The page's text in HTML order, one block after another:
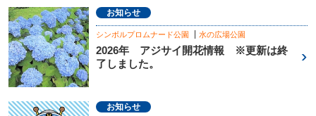
お知らせ
シンボルプロムナード公園 水の広場公園
2026年 アジサイ開花情報 ※更新は終
了しました。
お知らせ